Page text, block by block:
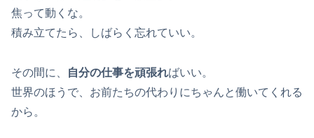
焦って動くな。
積み立てたら、しばらく忘れていい。
その間に、 自分の仕事を頑張ればいい。
世界のほうで、お前たちの代わりにちゃんと働いてくれる
から。